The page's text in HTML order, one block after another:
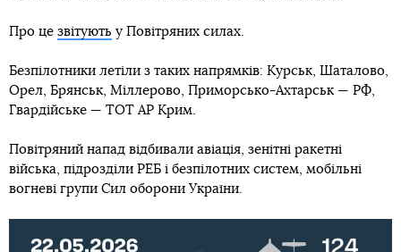
Про це звітують у Повітряних силах.
Безпілотники летіли з таких напрямків: Курськ, Шаталово,
Орел, Брянськ, Міллерово, Приморсько-Ахтарськ — РФ,
Гвардійське — ТОТ АР Крим.
Повітряний напад відбивали авіація, зенітні ракетні
війська, підрозділи РЕБ і безпілотних систем, мобільні
вогневі групи Сил оборони України.